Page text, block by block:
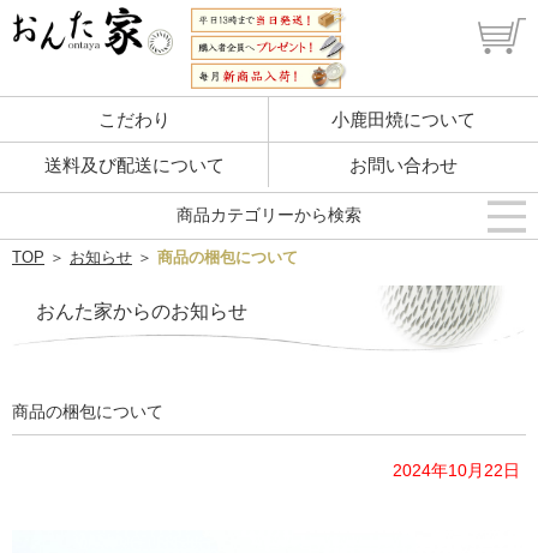
こだわり 小鹿田焼について
送料及び配送について お問い合わせ
TOP ＞ お知らせ ＞ 商品の梱包について
おんた家からのお知らせ
商品の梱包について
2024年10月22日
商品カテゴリーから検索